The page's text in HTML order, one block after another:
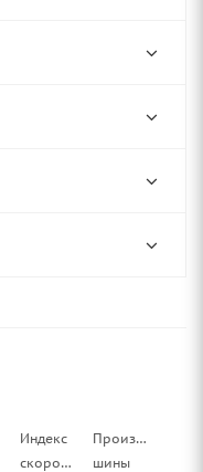
Индекс
скорости
Производитель
шины